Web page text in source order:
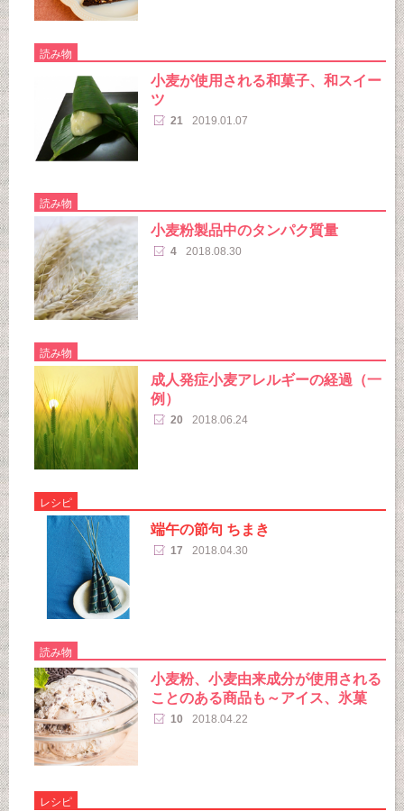
読み物
小麦が使用される和菓子、和スイー
ツ
21 2019.01.07
読み物
小麦粉製品中のタンパク質量
4 2018.08.30
読み物
成人発症小麦アレルギーの経過（一
例）
20 2018.06.24
レシピ
端午の節句 ちまき
17 2018.04.30
読み物
小麦粉、小麦由来成分が使用される
ことのある商品も～アイス、氷菓
10 2018.04.22
レシピ